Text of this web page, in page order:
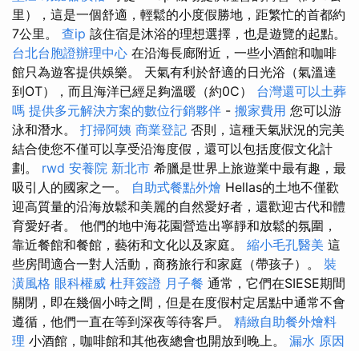
里），這是一個舒適，輕鬆的小度假勝地，距繁忙的首都約
7公里。 查ip 該住宿是沐浴的理想選擇，也是遊覽的起點。
台北台胞證辦理中心 在沿海長廊附近，一些小酒館和咖啡
館只為遊客提供娛樂。 天氣有利於舒適的日光浴（氣溫達
到OT），而且海洋已經足夠溫暖（約0C） 台灣還可以土葬
嗎 提供多元解決方案的數位行銷夥伴 - 搬家費用 您可以游
泳和潛水。 打掃阿姨 商業登記 否則，這種天氣狀況的完美
結合使您不僅可以享受沿海度假，還可以包括度假文化計
劃。 rwd 安養院 新北市 希臘是世界上旅遊業中最有趣，最
吸引人的國家之一。 自助式餐點外燴 Hellas的土地不僅歡
迎高質量的沿海放鬆和美麗的自然愛好者，還歡迎古代和體
育愛好者。 他們的地中海花園營造出寧靜和放鬆的氛圍，
靠近餐館和餐館，藝術和文化以及家庭。 縮小毛孔醫美 這
些房間適合一對人活動，商務旅行和家庭（帶孩子）。 裝
潢風格 眼科權威 杜拜簽證 月子餐 通常，它們在SIESE期間
關閉，即在幾個小時之間，但是在度假村定居點中通常不會
遵循，他們一直在等到深夜等待客戶。 精緻自助餐外燴料
理 小酒館，咖啡館和其他夜總會也開放到晚上。 漏水 原因